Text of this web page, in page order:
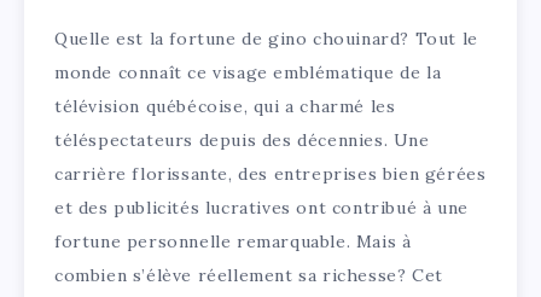
Quelle est la fortune de gino chouinard? Tout le
monde connaît ce visage emblématique de la
télévision québécoise, qui a charmé les
téléspectateurs depuis des décennies. Une
carrière florissante, des entreprises bien gérées
et des publicités lucratives ont contribué à une
fortune personnelle remarquable. Mais à
combien s’élève réellement sa richesse? Cet